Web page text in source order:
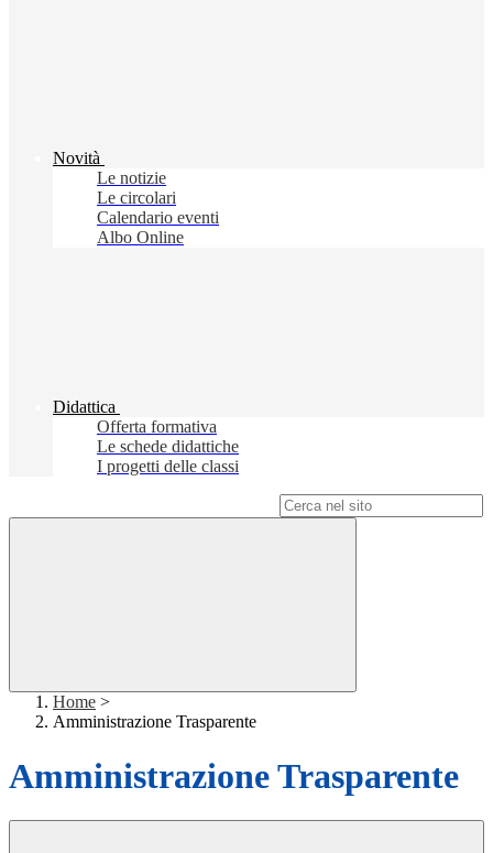
Novità
Le notizie
Le circolari
Calendario eventi
Albo Online
Didattica
Offerta formativa
Le schede didattiche
I progetti delle classi
Home >
Amministrazione Trasparente
Amministrazione Trasparente